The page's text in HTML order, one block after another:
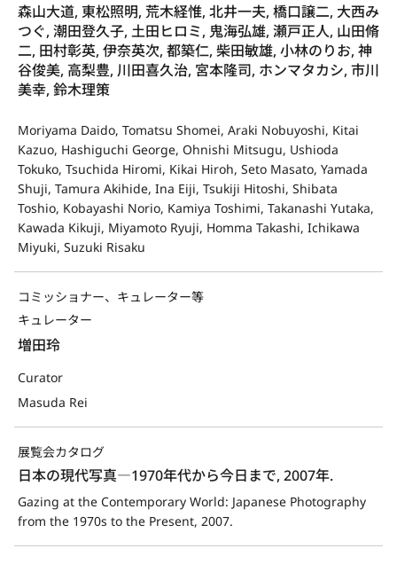
森山大道, 東松照明, 荒木経惟, 北井一夫, 橋口譲二, 大西み
つぐ, 潮田登久子, 土田ヒロミ, 鬼海弘雄, 瀬戸正人, 山田脩
二, 田村彰英, 伊奈英次, 都築仁, 柴田敏雄, 小林のりお, 神
谷俊美, 高梨豊, 川田喜久治, 宮本隆司, ホンマタカシ, 市川
美幸, 鈴木理策
Moriyama Daido, Tomatsu Shomei, Araki Nobuyoshi, Kitai
Kazuo, Hashiguchi George, Ohnishi Mitsugu, Ushioda
Tokuko, Tsuchida Hiromi, Kikai Hiroh, Seto Masato, Yamada
Shuji, Tamura Akihide, Ina Eiji, Tsukiji Hitoshi, Shibata
Toshio, Kobayashi Norio, Kamiya Toshimi, Takanashi Yutaka,
Kawada Kikuji, Miyamoto Ryuji, Homma Takashi, Ichikawa
Miyuki, Suzuki Risaku
コミッショナー、キュレーター等
キュレーター
増田玲
Curator
Masuda Rei
展覧会カタログ
日本の現代写真―1970年代から今日まで, 2007年.
Gazing at the Contemporary World: Japanese Photography
from the 1970s to the Present, 2007.